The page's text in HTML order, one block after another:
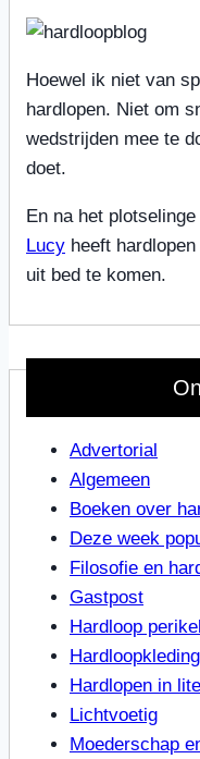
Hoewel ik niet van
hardlopen. Niet om
wedstrijden mee te
doet.
En na het plotselinge
Lucy heeft
uit bed te komen.
Advertorial
Algemeen
Boeken over
Deze week
Filosofie en
Gastpost
Hardloop
Hardloopkleding
Hardlopen in
Lichtvoetig
Moederschap